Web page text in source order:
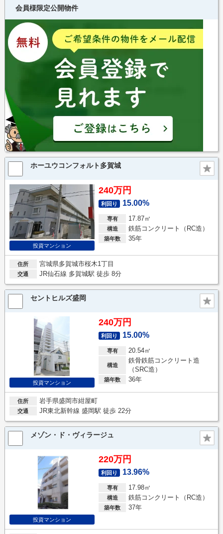
会員様限定公開物件
ホーユウコンフォルト多賀城
投資マンション
240万円
利回り 15.00%
専有 17.87㎡
構造 鉄筋コンクリート（RC造）
築年数 35年
住所 宮城県多賀城市桜木1丁目
交通 JR仙石線 多賀城駅 徒歩 8分
セントヒルズ盛岡
投資マンション
240万円
利回り 15.00%
専有 20.54㎡
構造
鉄骨鉄筋コンクリート造
（SRC造）
築年数 36年
住所 岩手県盛岡市紺屋町
交通 JR東北新幹線 盛岡駅 徒歩 22分
メゾン・ド・ヴィラージュ
投資マンション
220万円
利回り 13.96%
専有 17.98㎡
構造 鉄筋コンクリート（RC造）
築年数 37年